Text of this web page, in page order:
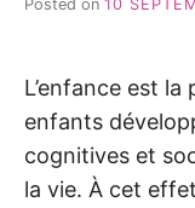
Posted on 10
L’enfance est
enfants
cognitives et
la vie. À cet